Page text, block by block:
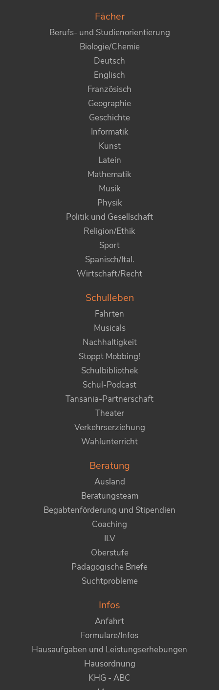
Fächer
Berufs- und Studienorientierung
Biologie/Chemie
Deutsch
Englisch
Französisch
Geographie
Geschichte
Informatik
Kunst
Latein
Mathematik
Musik
Physik
Politik und Gesellschaft
Religion/Ethik
Sport
Spanisch/Ital.
Wirtschaft/Recht
Schulleben
Fahrten
Musicals
Nachhaltigkeit
Stoppt Mobbing!
Schulbibliothek
Schul-Podcast
Tansania-Partnerschaft
Theater
Verkehrserziehung
Wahlunterricht
Beratung
Ausland
Beratungsteam
Begabtenförderung und Stipendien
Coaching
ILV
Oberstufe
Pädagogische Briefe
Suchtprobleme
Infos
Anfahrt
Formulare/Infos
Hausaufgaben und Leistungserhebungen
Hausordnung
KHG - ABC